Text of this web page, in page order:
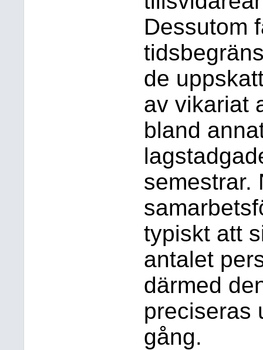
Dessutom
de
av vikariat
bland
semestrar.
typiskt att
antalet
därmed
preciseras
gång.